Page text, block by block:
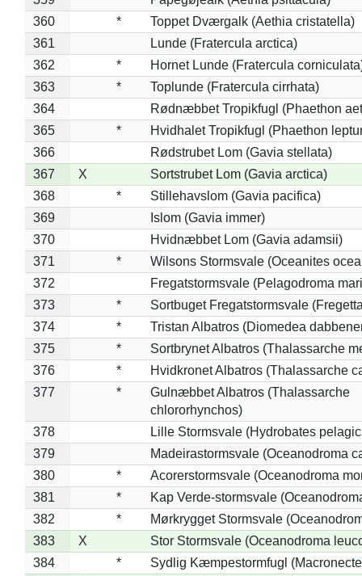
360
*
Toppet Dværgalk (Aethia cristatella)
361
Lunde (Fratercula arctica)
362
*
Hornet Lunde (Fratercula
363
*
Toplunde (Fratercula cirrhata)
364
Rødnæbbet Tropikfugl (Phaethon
365
*
Hvidhalet Tropikfugl (Phaethon
366
Rødstrubet Lom (Gavia stellata)
367
X
Sortstrubet Lom (Gavia arctica)
368
*
Stillehavslom (Gavia pacifica)
369
Islom (Gavia immer)
370
Hvidnæbbet Lom (Gavia adamsii)
371
*
Wilsons Stormsvale (Oceanites
372
Fregatstormsvale (Pelagodroma
373
*
Sortbuget Fregatstormsvale
374
*
Tristan Albatros (Diomedea
375
*
Sortbrynet Albatros (Thalassarche
376
*
Hvidkronet Albatros (Thalassarche
377
*
Gulnæbbet Albatros (Thalassarche
chlororhynchos)
378
Lille Stormsvale (Hydrobates
379
Madeirastormsvale (Oceanodroma
380
*
Acorerstormsvale (Oceanodroma
381
*
Kap Verde-stormsvale
382
*
Mørkrygget Stormsvale
383
X
Stor Stormsvale (Oceanodroma
384
*
Sydlig Kæmpestormfugl